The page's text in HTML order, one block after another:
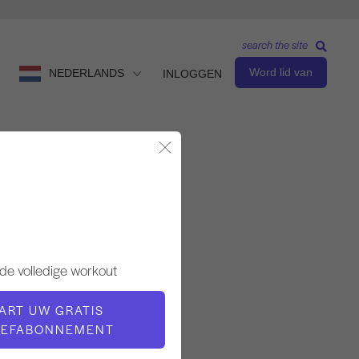
NEDERLANDS INLOGGEN Word lid van
search the site
volledige workout
UW GRATIS
Sabina Formichella
VIDEOTIJD
7:25